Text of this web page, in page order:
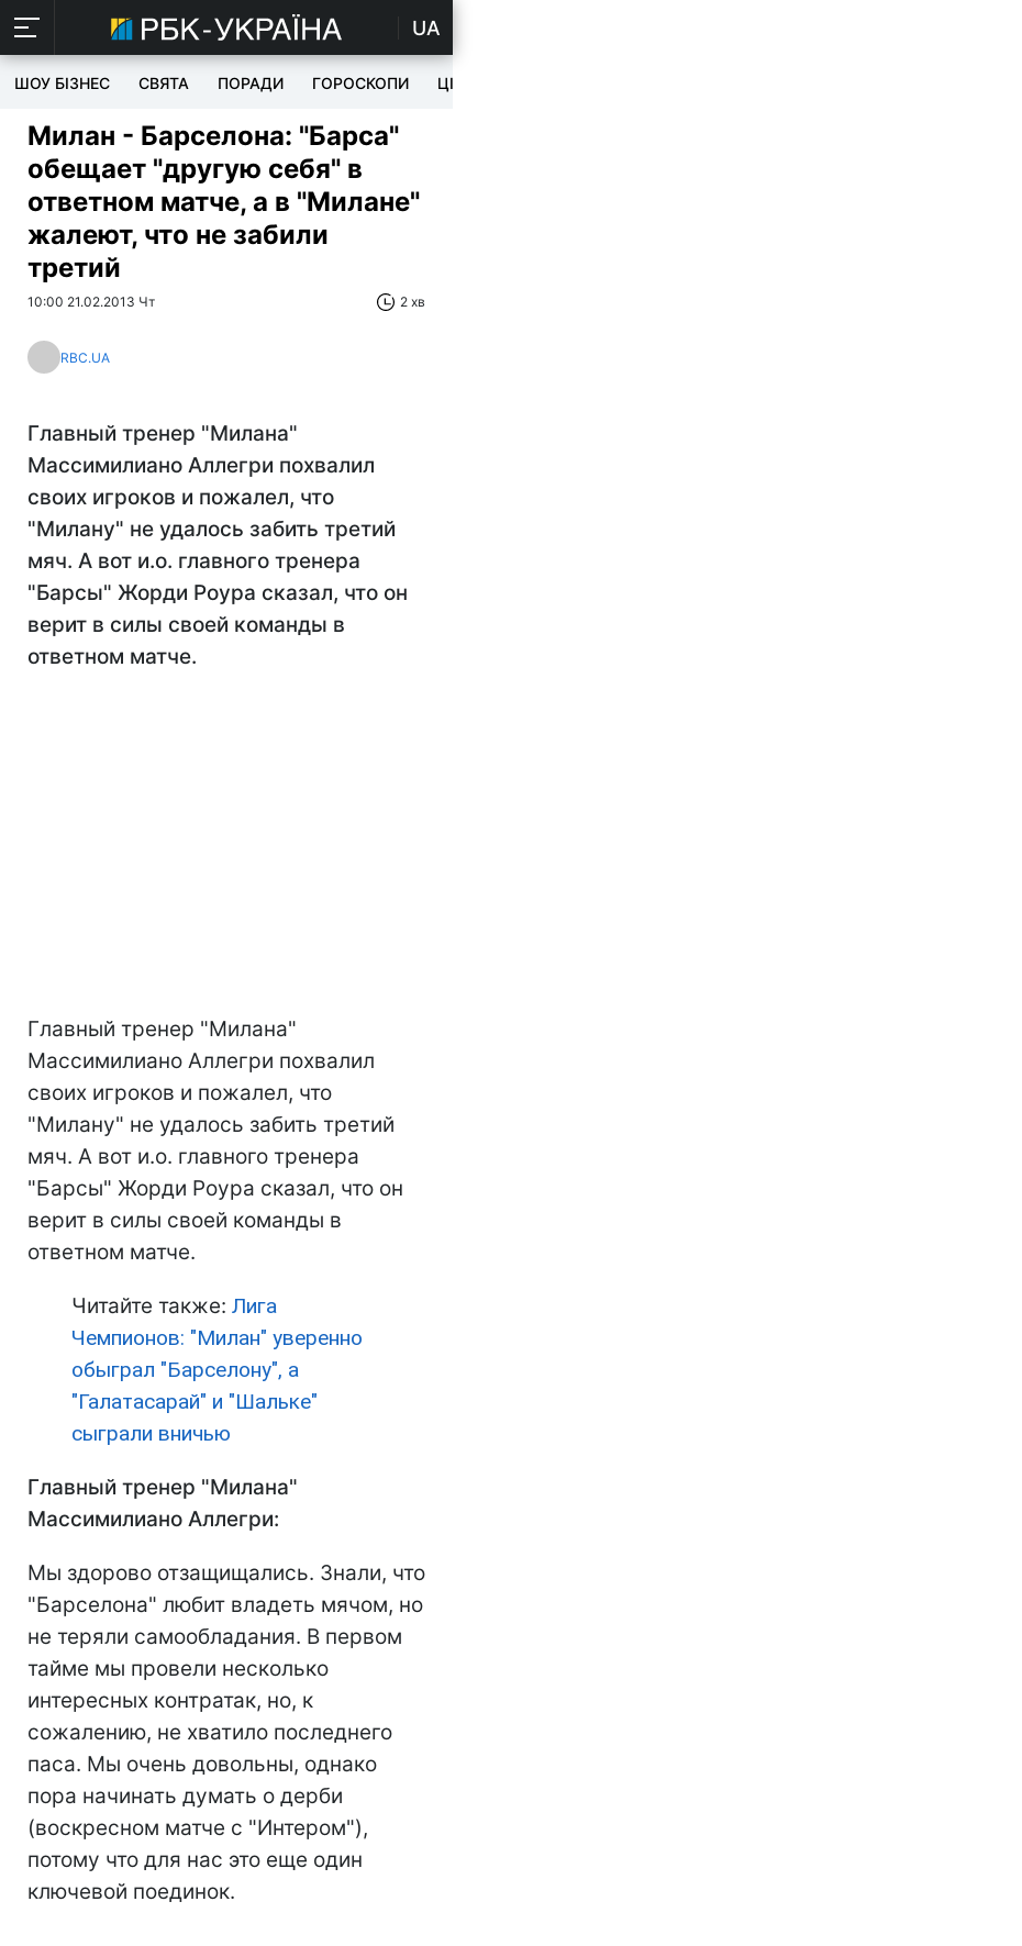
UA
ШОУ БІЗНЕС СВЯТА ПОРАДИ ГОРОСКОПИ ЦІКАВЕ
Милан - Барселона: "Барса"
обещает "другую себя" в
ответном матче, а в "Милане"
жалеют, что не забили
третий
10:00 21.02.2013 Чт 2 хв
RBC.UA
Главный тренер "Милана"
Массимилиано Аллегри похвалил
своих игроков и пожалел, что
"Милану" не удалось забить третий
мяч. А вот и.о. главного тренера
"Барсы" Жорди Роура сказал, что он
верит в силы своей команды в
ответном матче.
Главный тренер "Милана"
Массимилиано Аллегри похвалил
своих игроков и пожалел, что
"Милану" не удалось забить третий
мяч. А вот и.о. главного тренера
"Барсы" Жорди Роура сказал, что он
верит в силы своей команды в
ответном матче.
Читайте также: Лига
Чемпионов: "Милан" уверенно
обыграл "Барселону", а
"Галатасарай" и "Шальке"
сыграли вничью
Главный тренер "Милана"
Массимилиано Аллегри:
Мы здорово отзащищались. Знали, что
"Барселона" любит владеть мячом, но
не теряли самообладания. В первом
тайме мы провели несколько
интересных контратак, но, к
сожалению, не хватило последнего
паса. Мы очень довольны, однако
пора начинать думать о дерби
(воскресном матче с "Интером"),
потому что для нас это еще один
ключевой поединок.